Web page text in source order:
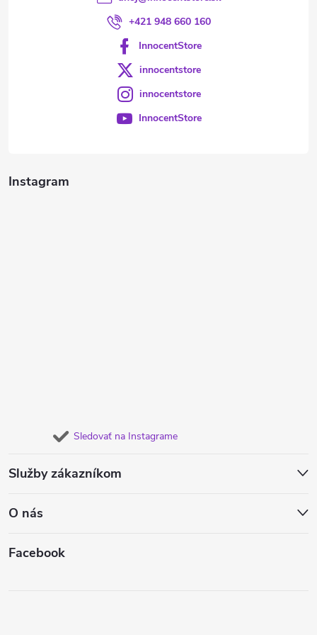
Instagram
Sledovať na Instagrame
Služby zákazníkom
O nás
Facebook
+421 948 660 160
InnocentStore
innocentstore
innocentstore
InnocentStore